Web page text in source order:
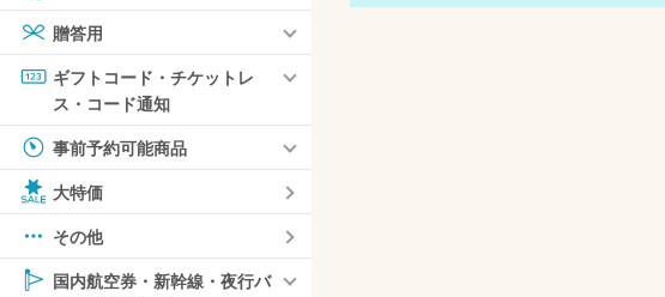
贈答用
ギフトコード・チケットレ
ス・コード通知
事前予約可能商品
大特価
その他
国内航空券・新幹線・夜行バ